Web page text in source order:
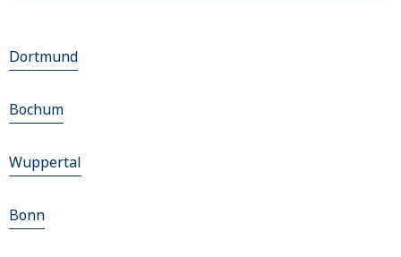
Dortmund
Bochum
Wuppertal
Bonn